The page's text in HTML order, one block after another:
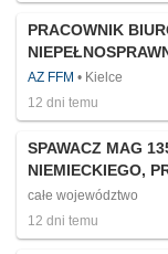
PRACOWNIK
AZ FFM
Kielce
12 dni temu
SPAWACZ MAG
NIEMIECKIEGO,
całe województwo
12 dni temu